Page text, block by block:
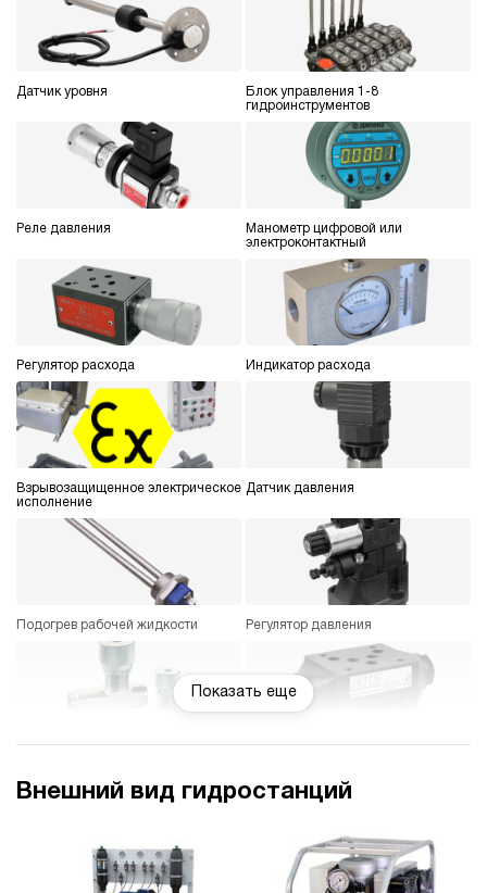
Датчик уровня
Блок управления 1-8
гидроинструментов
Реле давления
Манометр цифровой или
электроконтактный
Регулятор расхода Индикатор расхода
Взрывозащищенное электрическое
исполнение
Датчик давления
Подогрев рабочей жидкости Регулятор давления
Дроссельный регулятор Гидравлический замок
Насос ручной (дублирующий)
Электрокоробка управления
(специальная)
Показать еще
Внешний вид гидростанций